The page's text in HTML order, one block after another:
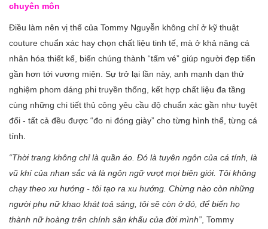
chuyên môn
Điều làm nên vị thế của Tommy Nguyễn không chỉ ở kỹ thuật
couture chuẩn xác hay chọn chất liệu tinh tế, mà ở khả năng cá
nhân hóa thiết kế, biến chúng thành “tấm vé” giúp người đẹp tiến
gần hơn tới vương miện. Sự trở lại lần này, anh mạnh dạn thử
nghiệm phom dáng phi truyền thống, kết hợp chất liệu đa tầng
cùng những chi tiết thủ công yêu cầu độ chuẩn xác gần như tuyệt
đối - tất cả đều được “đo ni đóng giày” cho từng hình thể, từng cá
tính.
“Thời trang không chỉ là quần áo. Đó là tuyên ngôn của cá tính, là
vũ khí của nhan sắc và là ngôn ngữ vượt mọi biên giới. Tôi không
chạy theo xu hướng - tôi tạo ra xu hướng. Chừng nào còn những
người phụ nữ khao khát toả sáng, tôi sẽ còn ở đó, để biến họ
thành nữ hoàng trên chính sân khấu của đời mình” , Tommy